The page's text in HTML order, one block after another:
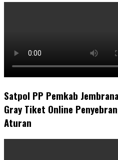
Satpol PP Pemkab
Gray Tiket Online
Aturan